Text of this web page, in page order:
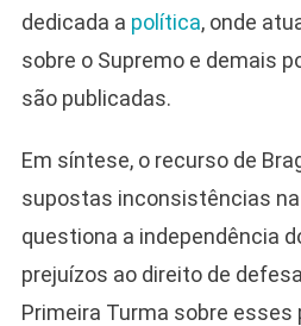
dedicada a política, onde
sobre o Supremo e demais
são publicadas.
Em síntese, o recurso de
supostas inconsistências
questiona a independência
prejuízos ao direito de
Primeira Turma sobre esses